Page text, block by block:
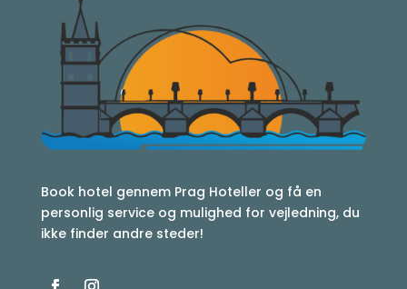
Book hotel gennem Prag Hoteller og få en
personlig service og mulighed for vejledning, du
ikke finder andre steder!